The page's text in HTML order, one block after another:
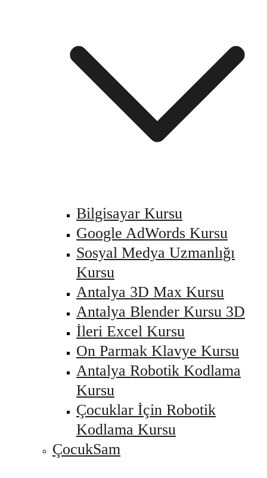
Bilgisayar Kursu
Google AdWords Kursu
Sosyal Medya Uzmanlığı
Kursu
Antalya 3D Max Kursu
Antalya Blender Kursu 3D
İleri Excel Kursu
On Parmak Klavye Kursu
Antalya Robotik Kodlama
Kursu
Çocuklar İçin Robotik
Kodlama Kursu
ÇocukSam